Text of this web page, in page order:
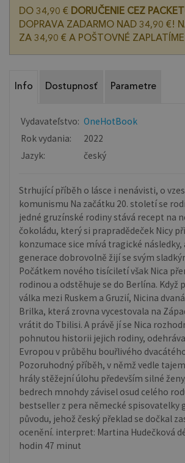
DO 34,90 € DORUČENIE CEZ
DOPRAVA ZADARMO NAD 34,90 €!
ZA 34,90 € A POŠTOVNÉ
Info Dostupnosť Parametre
Vydavateľstvo: OneHotBook
Rok vydania:
2022
Jazyk:
český
Strhující příběh o lásce i nenávisti, o
komunismu Na začátku 20. století se
jedné gruzínské rodiny stává recept na
čokoládu, který si prapradědeček Nicy
konzumace sice mívá tragické
generace dobrovolně žijí se svým
Počátkem nového tisíciletí však Nica
rodinou a odstěhuje se do Berlína. Když
válka mezi Ruskem a Gruzií, Nicina
Brilka, která zrovna vycestovala na
vrátit do Tbilisi. A právě jí se Nica
pohnutou historii jejich rodiny,
Evropou v průběhu bouřlivého
Pozoruhodný příběh, v němž vedle
hrály stěžejní úlohu především silné
bedrech mnohdy závisel osud celého
bestseller z pera německé spisovatelky
původu, jehož český překlad se dočkal
ocenění. interpret: Martina Hudečková
hodin 47 minut